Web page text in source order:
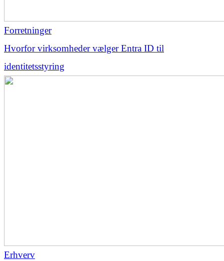
Forretninger
Hvorfor virksomheder vælger Entra ID til
identitetsstyring
Erhverv